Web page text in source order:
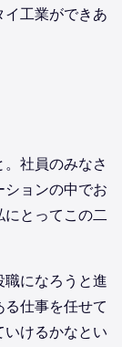
工業ができあ
社員のみなさ
ョンの中でお
とってこの二
になろうと進
仕事を任せて
けるかなとい